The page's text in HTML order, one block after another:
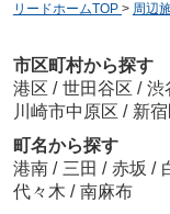
リードホームTOP > 周辺
市区町村から探す
港区 / 世田谷区 / 渋
川崎市中原区 / 新
町名から探す
港南 / 三田 / 赤坂 /
代々木 / 南麻布